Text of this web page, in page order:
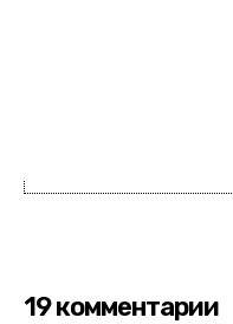
19 комментарии